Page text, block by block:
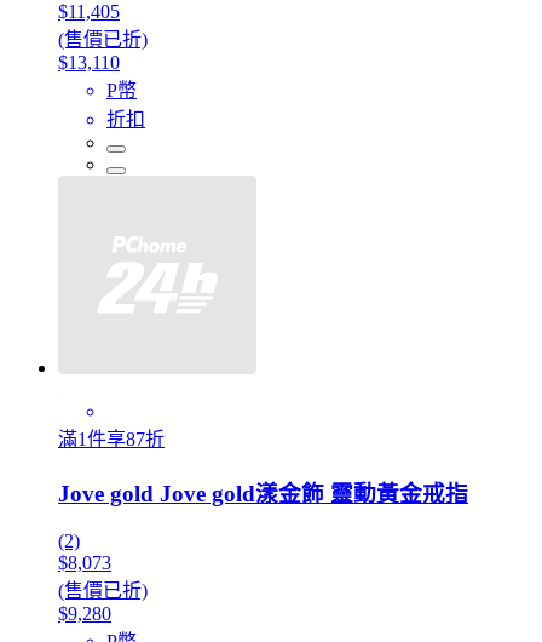
$11,405
(售價已折)
$13,110
P幣
折扣
滿1件享87折
Jove gold Jove gold漾金飾 靈動黃金戒指
(2)
$8,073
(售價已折)
$9,280